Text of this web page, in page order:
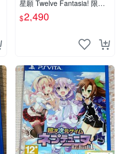
星願 Twelve Fantasia! 限定
版 純日版 日文版 特裝版
$2,490